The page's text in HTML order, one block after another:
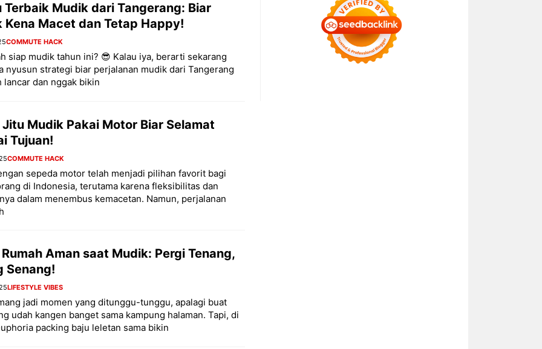
Terbaik Mudik dari Tangerang: Biar
Kena Macet dan Tetap Happy!
COMMUTE HACK
siap mudik tahun ini? 😎 Kalau iya, berarti sekarang
nyusun strategi biar perjalanan mudik dari Tangerang
lancar dan nggak bikin
Mudik Pakai Motor Biar Selamat
Tujuan!
COMMUTE HACK
sepeda motor telah menjadi pilihan favorit bagi
di Indonesia, terutama karena fleksibilitas dan
dalam menembus kemacetan. Namun, perjalanan
Aman saat Mudik: Pergi Tenang,
Senang!
LIFESTYLE VIBES
jadi momen yang ditunggu-tunggu, apalagi buat
udah kangen banget sama kampung halaman. Tapi, di
packing baju leletan sama bikin